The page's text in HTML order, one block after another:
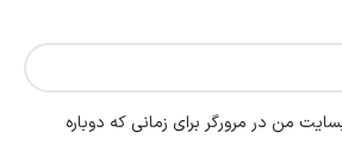
من در مرورگر برای زمانی که دوباره